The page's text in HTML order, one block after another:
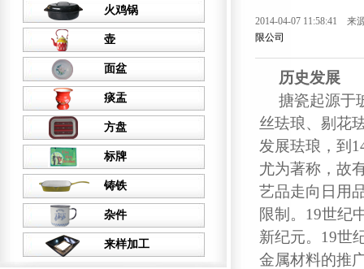
火鸡锅
壶
面盆
痰盂
方盘
标牌
铸铁
杂件
来样加工
2014-04-07 11:58:41 来
限公司
历史发展
搪瓷起源于
丝珐琅、剔花
发展珐琅，到
尤为著称，故
艺品走向日用
限制。19世纪
新纪元。19世
金属材料的推